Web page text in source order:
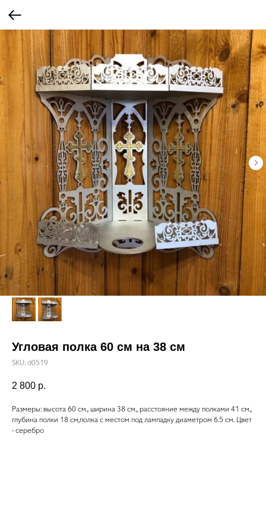
Угловая полка 60 см на 38 см
SKU: d0519
2 800 р.
Размеры: высота 60 см., ширина 38 см., расстояние между полками 41 см.,
глубина полки 18 см,полка с местом под лампадку диаметром 6.5 см. Цвет
- серебро